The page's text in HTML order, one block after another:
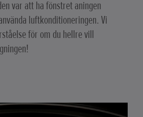
var att ha fönstret aningen
luftkonditioneringen. Vi
för om du hellre vill